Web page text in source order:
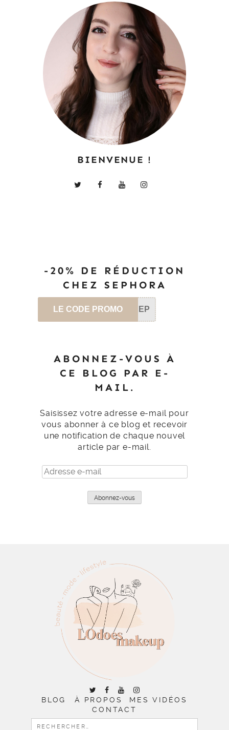
BIENVENUE !
-20% DE RÉDUCTION
CHEZ SEPHORA
LE CODE PROMO SEP
ABONNEZ-VOUS À
CE BLOG PAR E-
MAIL.
Saisissez votre adresse e-mail pour
vous abonner à ce blog et recevoir
une notification de chaque nouvel
article par e-mail.
Adresse
e-
Abonnez-vous
BLOG À PROPOS
MES VIDÉOS
CONTACT
RECHERCHER :